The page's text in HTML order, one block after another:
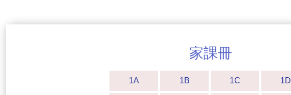
家課冊
1A 1B 1C 1D